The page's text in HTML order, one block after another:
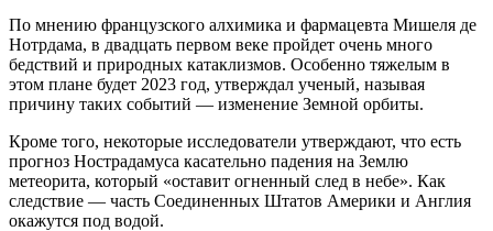
По мнению французского алхимика и фармацевта Мишеля де
Нотрдама, в двадцать первом веке пройдет очень много
бедствий и природных катаклизмов. Особенно тяжелым в
этом плане будет 2023 год, утверждал ученый, называя
причину таких событий — изменение Земной орбиты.
Кроме того, некоторые исследователи утверждают, что есть
прогноз Нострадамуса касательно падения на Землю
метеорита, который «оставит огненный след в небе». Как
следствие — часть Соединенных Штатов Америки и Англия
окажутся под водой.